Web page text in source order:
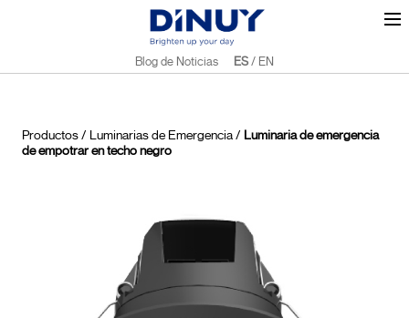
Blog de Noticias ES/ EN
Productos/ Luminarias de Emergencia/ Luminaria de emergencia
de empotrar en techo negro